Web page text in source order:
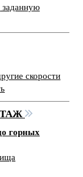
заданную
скорости
горных